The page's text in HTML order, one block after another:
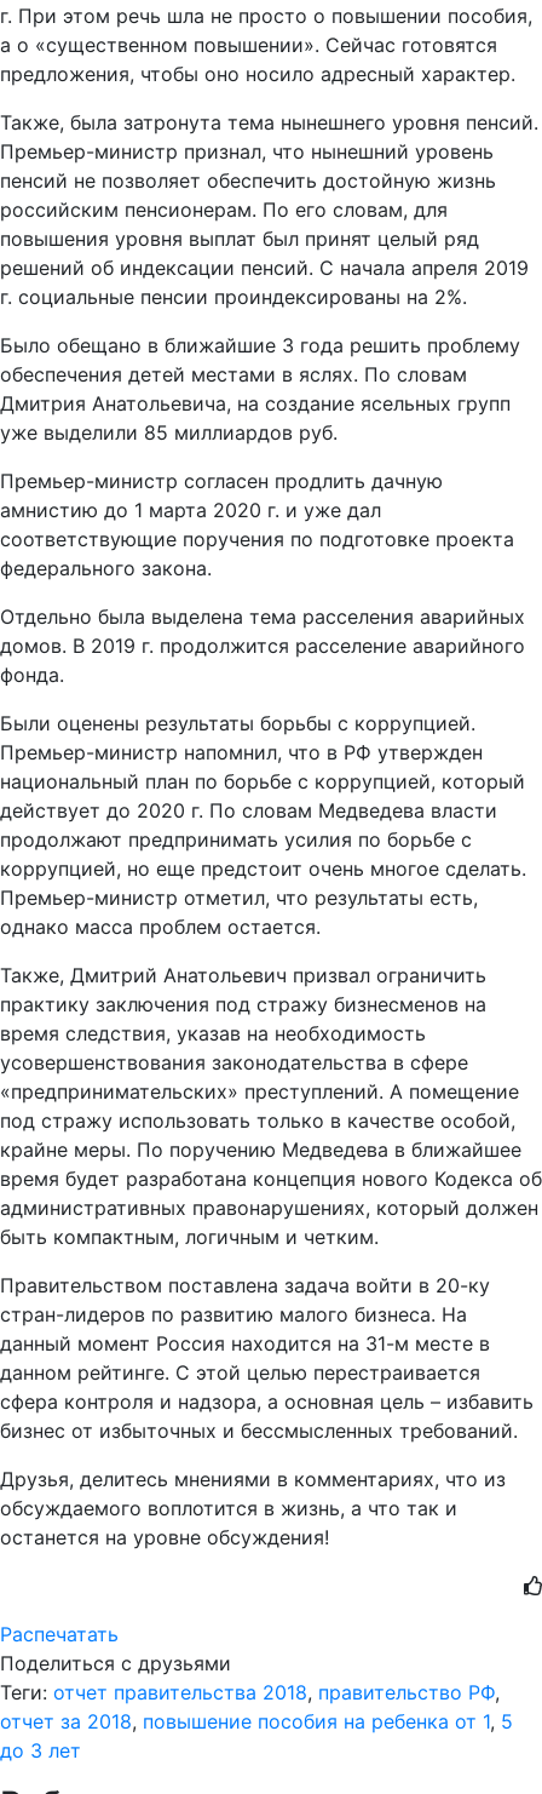
г. При этом речь шла не просто о повышении пособия,
а о «существенном повышении». Сейчас готовятся
предложения, чтобы оно носило адресный характер.
Также, была затронута тема нынешнего уровня пенсий.
Премьер-министр признал, что нынешний уровень
пенсий не позволяет обеспечить достойную жизнь
российским пенсионерам. По его словам, для
повышения уровня выплат был принят целый ряд
решений об индексации пенсий. С начала апреля 2019
г. социальные пенсии проиндексированы на 2%.
Было обещано в ближайшие 3 года решить проблему
обеспечения детей местами в яслях. По словам
Дмитрия Анатольевича, на создание ясельных групп
уже выделили 85 миллиардов руб.
Премьер-министр согласен продлить дачную
амнистию до 1 марта 2020 г. и уже дал
соответствующие поручения по подготовке проекта
федерального закона.
Отдельно была выделена тема расселения аварийных
домов. В 2019 г. продолжится расселение аварийного
фонда.
Были оценены результаты борьбы с коррупцией.
Премьер-министр напомнил, что в РФ утвержден
национальный план по борьбе с коррупцией, который
действует до 2020 г. По словам Медведева власти
продолжают предпринимать усилия по борьбе с
коррупцией, но еще предстоит очень многое сделать.
Премьер-министр отметил, что результаты есть,
однако масса проблем остается.
Также, Дмитрий Анатольевич призвал ограничить
практику заключения под стражу бизнесменов на
время следствия, указав на необходимость
усовершенствования законодательства в сфере
«предпринимательских» преступлений. А помещение
под стражу использовать только в качестве особой,
крайне меры. По поручению Медведева в ближайшее
время будет разработана концепция нового Кодекса об
административных правонарушениях, который должен
быть компактным, логичным и четким.
Правительством поставлена задача войти в 20-ку
стран-лидеров по развитию малого бизнеса. На
данный момент Россия находится на 31-м месте в
данном рейтинге. С этой целью перестраивается
сфера контроля и надзора, а основная цель – избавить
бизнес от избыточных и бессмысленных требований.
Друзья, делитесь мнениями в комментариях, что из
обсуждаемого воплотится в жизнь, а что так и
останется на уровне обсуждения!
Распечатать
Поделиться с друзьями
Теги: отчет правительства 2018, правительство РФ,
отчет за 2018, повышение пособия на ребенка от 1, 5
до 3 лет